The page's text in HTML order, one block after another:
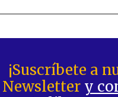
¡Suscríbete a
Newsletter y